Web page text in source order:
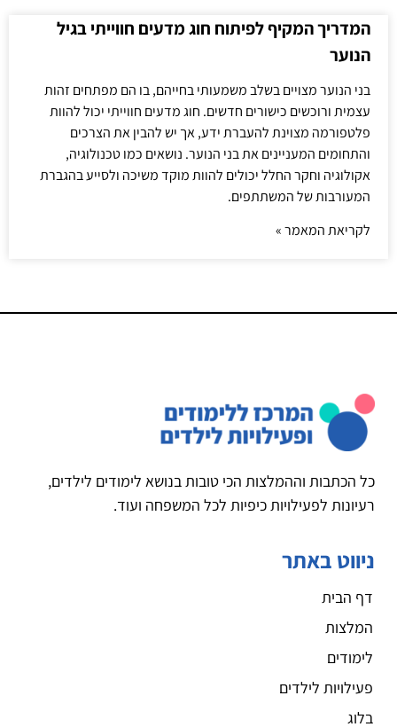
המדריך המקיף לפיתוח חוג מדעים חווייתי בגיל
הנוער
בני הנוער מצויים בשלב משמעותי בחייהם, בו הם מפתחים זהות
עצמית ורוכשים כישורים חדשים. חוג מדעים חווייתי יכול להוות
פלטפורמה מצוינת להעברת ידע, אך יש להבין את הצרכים
והתחומים המעניינים את בני הנוער. נושאים כמו טכנולוגיה,
אקולוגיה וחקר החלל יכולים להוות מוקד משיכה ולסייע בהגברת
המעורבות של המשתתפים.
לקריאת המאמר »
כל הכתבות וההמלצות הכי טובות בנושא לימודים לילדים,
רעיונות לפעילויות כיפיות לכל המשפחה ועוד.
ניווט באתר
דף הבית
המלצות
לימודים
פעילויות לילדים
בלוג